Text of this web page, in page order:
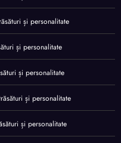
și personalitate
și personalitate
și personalitate
și personalitate
și personalitate